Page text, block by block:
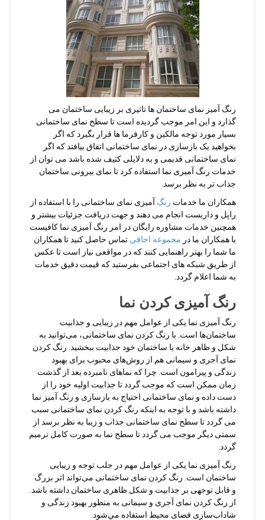
رنگ آمیز نمای ساختمان ها تاثیری بر زیبایی ساختمان می
گذارد و این امر موجب گردیده است تا سطح نمای ساختمانی
بسیار مورد توجه مالکین و کارفرما ها قرار بگیرد که اگر
بخواهید یک بازسازی در نمای ساختمانی اتفاق بیافتد که اگر
نمای ساختمانی قدیمی و به دلایلی کثیف شده باشد می توان از
خدمات رنگ آمیزی نما استفاده کرد تا نمای بیرونی ساختمان
جذاب تر به نظر برسد.
همکاران ما خدمات رنگ آمیزی نمای ساختمانی را با استفاده از
راپل و داربست انجام می دهند و جهت دریافت جزئیات بیشتر و
همچنین خدمات مشاوره رایگان در امر رنگ آمیزی نما کافیست
با همکاران ما در مجموعه اجاقی تماس حاصل کنید تا همکاران
ما شما را بهتر راهنمایی کنند که در مواقعی نیاز است تا عکس
از طریق شبکه های اجتماعی بفرستید که قیمت دقیق خدمات
به شما اعلام گردد.
رنگ آمیزی کردن نما
رنگ آمیزی نما یکی از عوامل مهم در زیبایی و جذابیت
ساختمان‌ها است. با رنگ کردن نمای ساختمانی، می‌توانید به
شکل و ظاهر خانه یا ساختمان خود جذابیت ببخشید. رنگ کردن
نمای آجری و سیمانی هم از روش‌های محبوب برای بهبود
زندگی و پیرامون است چرا که نماهای نامبرده بعد از گذشت
زمان ممکن است که موجب گردد تا جذابیت اولیه خود را از
دست داده و نمای ساختمانی احتیاج به بازسازی و رنگ آمیز نما
داشته باشد و با توجه به اینکه رنگ کردن نمای ساختمانی سبب
می گردد تا سطح نمای ساختمانی جذاب و زیبا به نظر برسد از
سمتی دیگر موجب می گردد تا سطح نما به صورت کامل ترمیم
گردد.
رنگ آمیزی نما یکی از عوامل مهم در جلب توجه و زیبایی
ساختمان است. رنگ کردن نمای ساختمانی می‌تواند اثر بزرگ
و قابل توجهی بر جذابیت و شکل ظاهری ساختمان داشته باشد.
از رنگ کردن نمای آجری و سیمانی به منظور بهبود زندگی و
شاداب‌سازی فضای محيط استفاده مي‌شود